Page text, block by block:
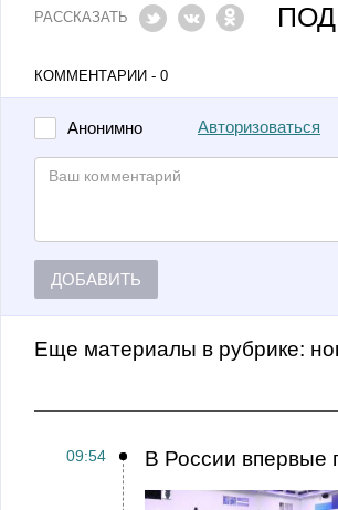
РАССКАЗАТЬ
КОММЕНТАРИИ - 0
Анонимно Авторизоваться
ДОБАВИТЬ
Еще материалы в рубрике:
09:54 В России впервые